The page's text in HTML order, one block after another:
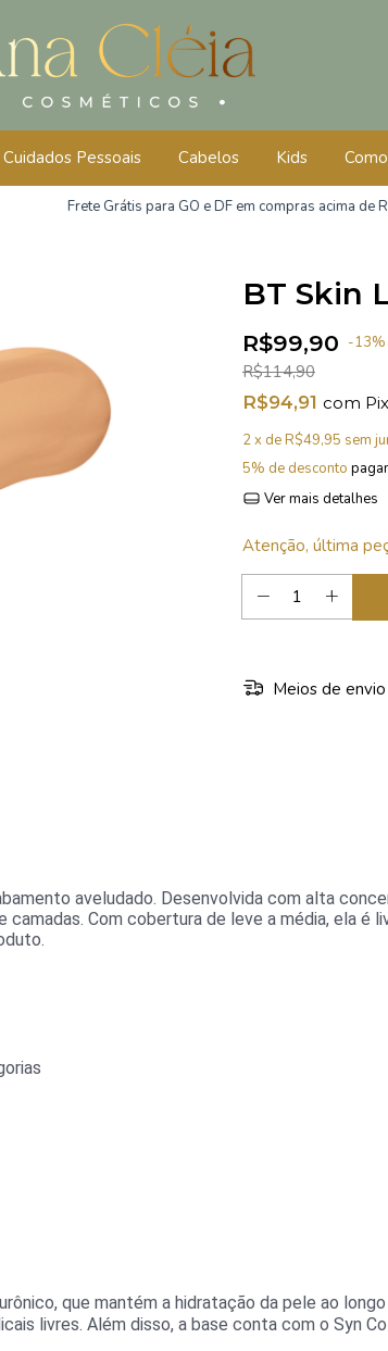
Cuidados Pessoais Cabelos Kids
Frete Grátis para GO e DF em compras acima de
BT Skin
R$99,90 -13%
R$114,90
R$94,91 com Pix
2x deR$49,95 sem
5% de desconto
Ver mais detalhes
Atenção, última
Meios de envio
aveludado. Desenvolvida com alta
Com cobertura de leve a média, ela é
que mantém a hidratação da pele ao
livres. Além disso, a base conta com o Syn